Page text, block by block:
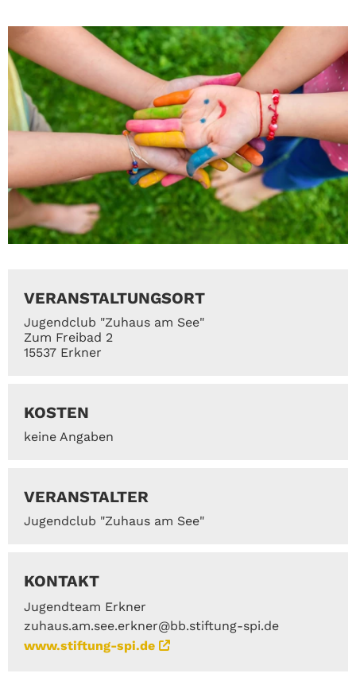
VERANSTALTUNGSORT
Jugendclub "Zuhaus am See"
Zum Freibad 2
15537 Erkner
KOSTEN
keine Angaben
VERANSTALTER
Jugendclub "Zuhaus am See"
KONTAKT
Jugendteam Erkner
zuhaus.am.see.erkner@bb.stiftung-spi.de
www.stiftung-spi.de